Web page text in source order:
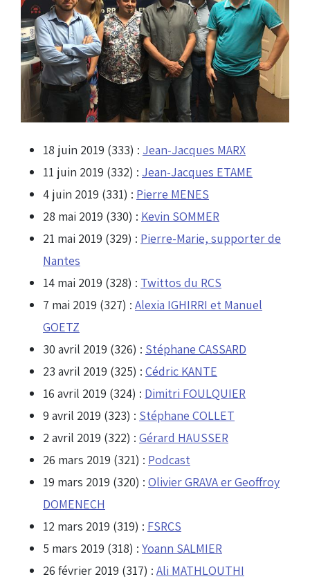
18 juin 2019 (333) : Jean-Jacques MARX
11 juin 2019 (332) : Jean-Jacques ETAME
4 juin 2019 (331) : Pierre MENES
28 mai 2019 (330) : Kevin SOMMER
21 mai 2019 (329) : Pierre-Marie, supporter de
Nantes
14 mai 2019 (328) : Twittos du RCS
7 mai 2019 (327) : Alexia IGHIRRI et Manuel
GOETZ
30 avril 2019 (326) : Stéphane CASSARD
23 avril 2019 (325) : Cédric KANTE
16 avril 2019 (324) : Dimitri FOULQUIER
9 avril 2019 (323) : Stéphane COLLET
2 avril 2019 (322) : Gérard HAUSSER
26 mars 2019 (321) : Podcast
19 mars 2019 (320) : Olivier GRAVA er Geoffroy
DOMENECH
12 mars 2019 (319) : FSRCS
5 mars 2019 (318) : Yoann SALMIER
26 février 2019 (317) : Ali MATHLOUTHI